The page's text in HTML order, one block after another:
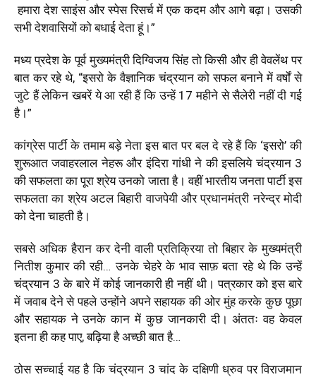
हमारा देश साइंस और स्पेस रिसर्च में एक कदम और आगे बढ़ा। उसकी
सभी देशवासियों को बधाई देता हूं।”
मध्य प्रदेश के पूर्व मुख्यमंत्री दिग्विजय सिंह तो किसी और ही वेवलेंथ पर
बात कर रहे थे, “इसरो के वैज्ञानिक चंद्रयान को सफल बनाने में वर्षों से
जुटे हैं लेकिन खबरें ये आ रही हैं कि उन्हें 17 महीने से सैलेरी नहीं दी गई
है।”
कांग्रेस पार्टी के तमाम बड़े नेता इस बात पर बल दे रहे हैं कि ‘इसरो’ की
शुरूआत जवाहरलाल नेहरू और इंदिरा गांधी ने की इसलिये चंद्रयान 3
की सफलता का पूरा श्रेय उनको जाता है। वहीं भारतीय जनता पार्टी इस
सफलता का श्रेय अटल बिहारी वाजपेयी और प्रधानमंत्री नरेन्द्र मोदी
को देना चाहती है।
सबसे अधिक हैरान कर देनी वाली प्रतिक्रिया तो बिहार के मुख्यमंत्री
नितीश कुमार की रही… उनके चेहरे के भाव साफ़ बता रहे थे कि उन्हें
चंद्रयान 3 के बारे में कोई जानकारी ही नहीं थी। पत्रकार को इस बारे
में जवाब देने से पहले उन्होंने अपने सहायक की ओर मुंह करके कुछ पूछा
और सहायक ने उनके कान में कुछ जानकारी दी। अंततः वह केवल
इतना ही कह पाए, बढ़िया है अच्छी बात है…
ठोस सच्चाई यह है कि चंद्रयान 3 चांद के दक्षिणी ध्रुव पर विराजमान